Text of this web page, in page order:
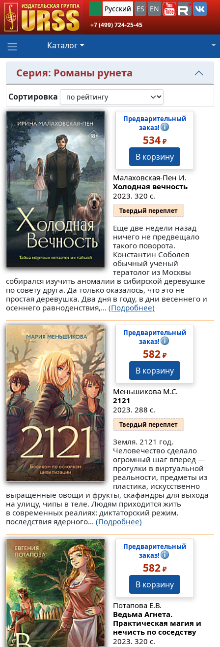
Русский ES EN
+7 (499) 724-25-45
Каталог
Серия: Романы рунета
Сортировка
Предварительный
заказ!
534₽
В корзину
Малаховская-Пен И.
Холодная вечность
2023. 320 с.
Твердый переплет
Еще две недели назад
ничего не предвещало
такого поворота.
Константин Соболев
обычный ученый
тератолог из Москвы
собирался изучить аномалии в сибирской деревушке
по совету друга. Да только оказалось, что это не
простая деревушка. Два дня в году, в дни весеннего и
осеннего равноденствия,... (Подробнее)
Предварительный
заказ!
582₽
В корзину
Меньшикова М.С.
2121
2023. 288 с.
Твердый переплет
Земля. 2121 год.
Человечество сделало
огромный шаг вперед —
прогулки в виртуальной
реальности, предметы из
пластика, искусственно
выращенные овощи и фрукты, скафандры для выхода
на улицу, чипы в теле. Людям приходится жить
в современных реалиях: диктаторский режим,
последствия ядерного... (Подробнее)
Предварительный
заказ!
582₽
В корзину
Потапова Е.В.
Ведьма Агнета.
Практическая магия и
нечисть по соседству
2023. 320 с.